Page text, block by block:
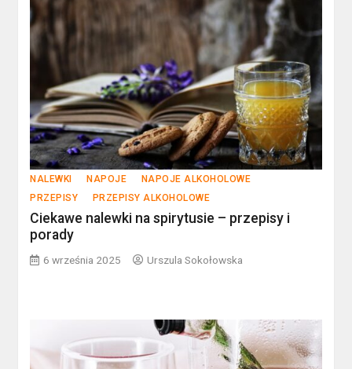
NALEWKI NAPOJE
NAPOJE ALKOHOLOWE
PRZEPISY
PRZEPISY ALKOHOLOWE
Ciekawe nalewki na spirytusie – przepisy i
porady
6 września 2025 Urszula Sokołowska